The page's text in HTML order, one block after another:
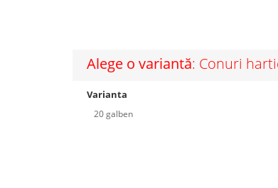
Alege o variantă: Conuri
Varianta
20 galben